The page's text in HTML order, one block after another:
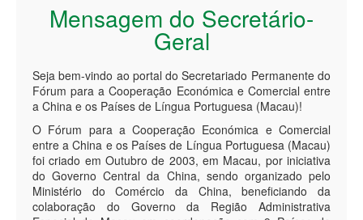
Mensagem do Secretário-
Geral
Seja bem-vindo ao portal do Secretariado Permanente do
Fórum para a Cooperação Económica e Comercial entre
a China e os Países de Língua Portuguesa (Macau)!
O Fórum para a Cooperação Económica e Comercial
entre a China e os Países de Língua Portuguesa (Macau)
foi criado em Outubro de 2003, em Macau, por iniciativa
do Governo Central da China, sendo organizado pelo
Ministério do Comércio da China, beneficiando da
colaboração do Governo da Região Administrativa